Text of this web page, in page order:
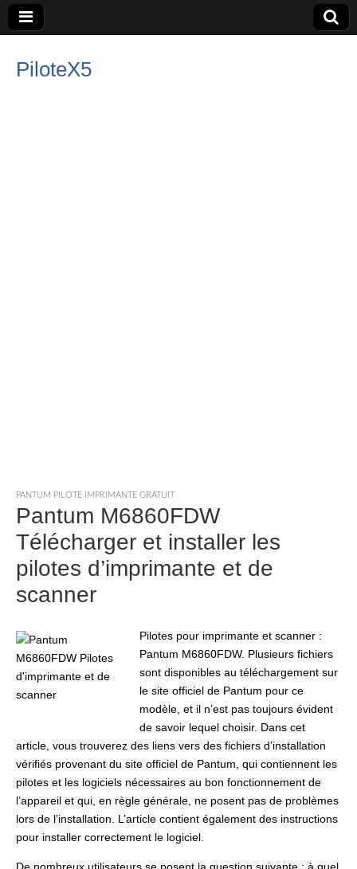
PiloteX5
PANTUM PILOTE IMPRIMANTE GRATUIT
Pantum M6860FDW
Télécharger et installer les
pilotes d’imprimante et de
scanner
Pilotes pour imprimante et scanner :
Pantum M6860FDW. Plusieurs fichiers
sont disponibles au téléchargement sur
le site officiel de Pantum pour ce
modèle, et il n’est pas toujours évident
de savoir lequel choisir. Dans cet
article, vous trouverez des liens vers des fichiers d’installation
vérifiés provenant du site officiel de Pantum, qui contiennent les
pilotes et les logiciels nécessaires au bon fonctionnement de
l’appareil et qui, en règle générale, ne posent pas de problèmes
lors de l’installation. L’article contient également des instructions
pour installer correctement le logiciel.